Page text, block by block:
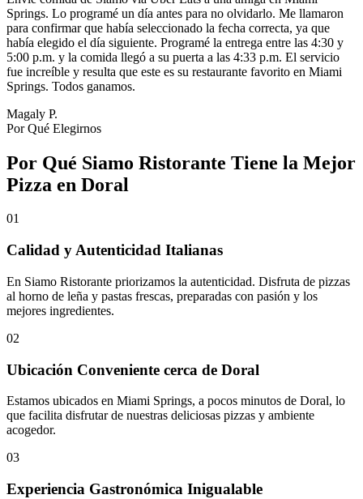
Springs. Lo programé un día antes para no olvidarlo. Me llamaron
para confirmar que había seleccionado la fecha correcta, ya que
había elegido el día siguiente. Programé la entrega entre las 4:30 y
5:00 p.m. y la comida llegó a su puerta a las 4:33 p.m. El servicio
fue increíble y resulta que este es su restaurante favorito en Miami
Springs. Todos ganamos.
Magaly P.
Por Qué Elegirnos
Por Qué Siamo Ristorante Tiene la Mejor
Pizza en Doral
01
Calidad y Autenticidad Italianas
En Siamo Ristorante priorizamos la autenticidad. Disfruta de pizzas
al horno de leña y pastas frescas, preparadas con pasión y los
mejores ingredientes.
02
Ubicación Conveniente cerca de Doral
Estamos ubicados en Miami Springs, a pocos minutos de Doral, lo
que facilita disfrutar de nuestras deliciosas pizzas y ambiente
acogedor.
03
Experiencia Gastronómica Inigualable